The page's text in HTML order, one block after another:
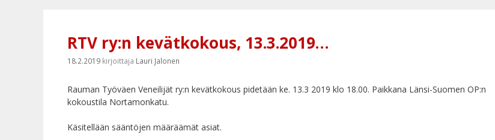
RTV ry:n kevätkokous, 13.3.2019…
18.2.2019 kirjoittaja Lauri Jalonen
Rauman Työväen Veneilijät ry:n kevätkokous pidetään ke. 13.3 2019 klo 18.00. Paikkana Länsi-Suomen OP:n
kokoustila Nortamonkatu.
Käsitellään sääntöjen määräämät asiat.